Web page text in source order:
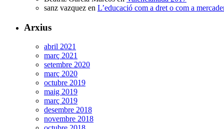
sanz vazquez en L’educació com a dret o com a
Arxius
abril 2021
març 2021
setembre 2020
març 2020
octubre 2019
maig 2019
març 2019
desembre 2018
novembre 2018